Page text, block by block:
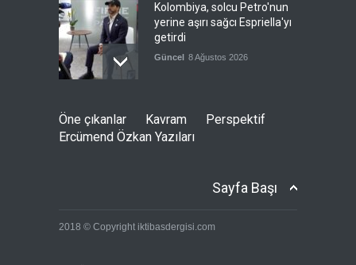
Kolombiya, solcu Petro'nun
yerine aşırı sağcı Espriella'yı
getirdi
Güncel 8 Ağustos 2026
İslam İşbirliği Teşkilatı,
Mekke Anlaşmasını övdü
Meksika'yı yanına çekmeye
Öne çıkanlar Kavram
Perspektif
Ercümend Özkan Yazıları
Sayfa Başı
2018 © Copyright iktibasdergisi.com